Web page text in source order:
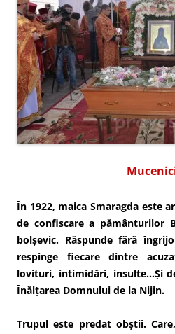
În 1922, maica Smaragda este
de confiscare a pământurilor
bolșevic. Răspunde fără
respinge fiecare dintre
lovituri, intimidări, insulte…Și
Înălțarea Domnului de la Nijin.
Trupul este predat obștii.